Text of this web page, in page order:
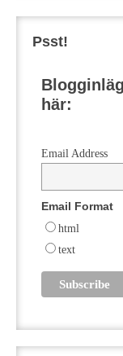
Psst!
här:
Email Address
Email Format
html
text